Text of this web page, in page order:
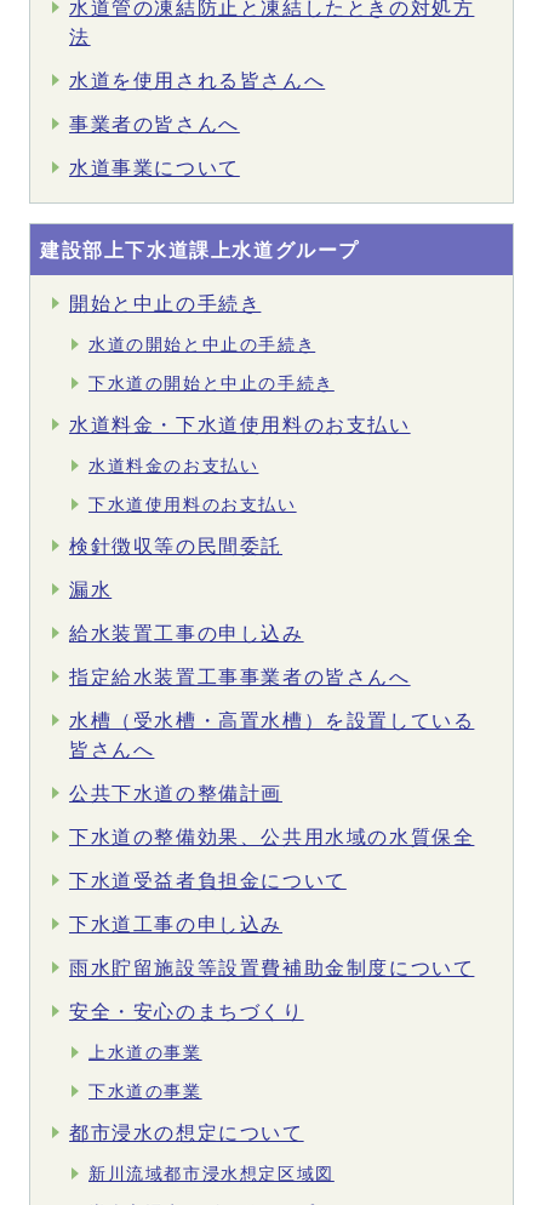
水道管の凍結防止と凍結したときの対処方
法
水道を使用される皆さんへ
事業者の皆さんへ
水道事業について
建設部上下水道課上水道グループ
開始と中止の手続き
水道の開始と中止の手続き
下水道の開始と中止の手続き
水道料金・下水道使用料のお支払い
水道料金のお支払い
下水道使用料のお支払い
検針徴収等の民間委託
漏水
給水装置工事の申し込み
指定給水装置工事事業者の皆さんへ
水槽（受水槽・高置水槽）を設置している
皆さんへ
公共下水道の整備計画
下水道の整備効果、公共用水域の水質保全
下水道受益者負担金について
下水道工事の申し込み
雨水貯留施設等設置費補助金制度について
安全・安心のまちづくり
上水道の事業
下水道の事業
都市浸水の想定について
新川流域都市浸水想定区域図